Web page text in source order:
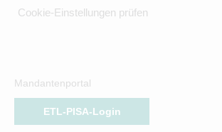
Cookie-Einstellungen prüfen
Mandantenportal
ETL-PISA-Login